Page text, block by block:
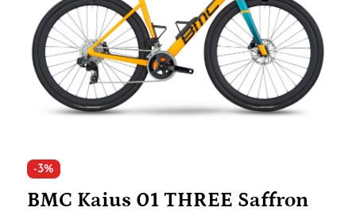
-3%
BMC Kaius 01 THREE Saffron